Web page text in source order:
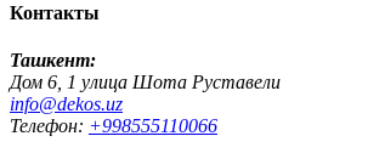
Контакты
Ташкент:
Дом 6, 1 улица Шота Руставели
info@dekos.uz
Телефон: +998555110066